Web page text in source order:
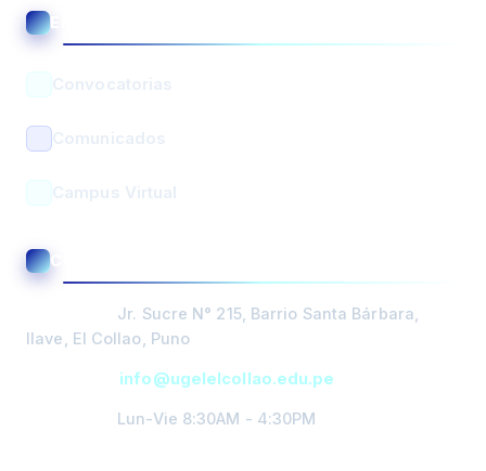
PORTADA
DIRECCIÓN
GESTIÓN
Convocatorias
Comunicados
Campus Virtual
CONTACTO Y ATENCIÓN
Jr. Sucre N° 215, Barrio Santa Bárbara,
Ilave, El Collao, Puno
info@ugelelcollao.edu.pe
Lun-Vie 8:30AM - 4:30PM
En línea • Respuesta automática